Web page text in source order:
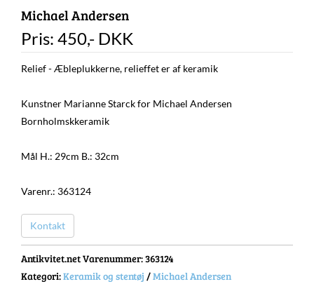
Michael Andersen
Pris: 450,- DKK
Relief - Æbleplukkerne, relieffet er af keramik
Kunstner Marianne Starck for Michael Andersen
Bornholmskkeramik
Mål H.: 29cm B.: 32cm
Varenr.: 363124
Kontakt
Antikvitet.net Varenummer: 363124
Kategori:Keramik og stentøj /Michael Andersen